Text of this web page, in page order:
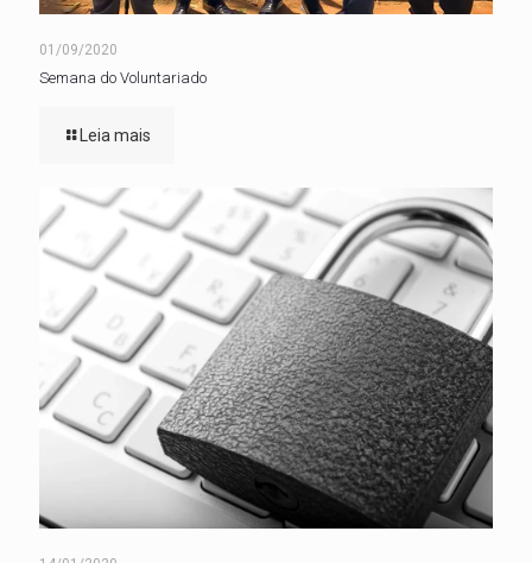
01/09/2020
Semana do Voluntariado
Leia mais